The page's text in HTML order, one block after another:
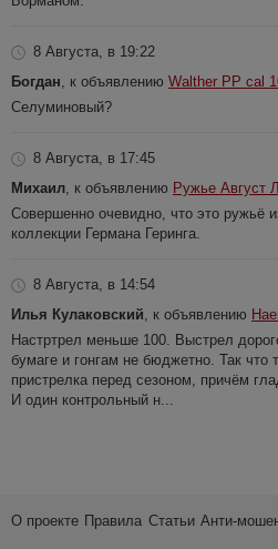
8 Августа, в 19:22
Богдан, к объявлению Walther PP cal
Селуминовый?
8 Августа, в 17:45
Михаил, к объявлению Ружье Август
Совершенно очевидно, что это ружьё
коллекции Германа Геринга.
8 Августа, в 14:54
Илья Кулаковский, к объявлению
Настртрел меньше 100. Выстрел
бумаге и гонгам не бюджетно. Так что
пристрелка перед сезоном, причём
И один контрольный н...
О проекте Правила Статьи Анти-